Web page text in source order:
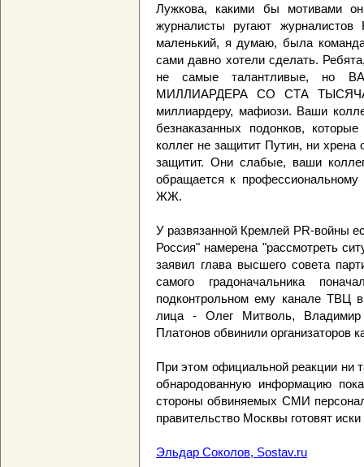
Лужкова, какими бы мотивами
журналисты ругают
маленький, я думаю, была
сами давно хотели сделать.
не самые талантливые, но
МИЛЛИАРДЕРА СО СТА
миллиардеру, мафиози. Ваши
безнаказанных подонков,
коллег не защитит Путин, ни
защитит. Они слабые, ваши
обращается к
ЖЖ.
У развязанной Кремлей PR-войны
Россия" намерена "рассмотреть
заявил глава высшего совета
самого градоначальника
подконтрольном ему канале ТВЦ
лица - Олег Митволь,
Платонов обвинили организаторов
При этом официальной реакции ни
обнародованную информацию
стороны обвиняемых СМИ
правительство Москвы готовят
Эльдар Соколов, Sostav.ru